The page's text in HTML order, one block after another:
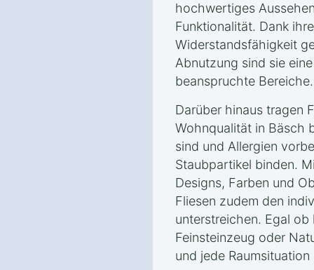
hochwertiges
Funktionalität. Dank
Widerstandsfähigkeit
Abnutzung sind sie
beanspruchte Bereiche.
Darüber hinaus tragen
Wohnqualität in Bäsch
sind und Allergien
Staubpartikel binden.
Designs, Farben und
Fliesen zudem den
unterstreichen. Egal ob
Feinsteinzeug oder
und jede